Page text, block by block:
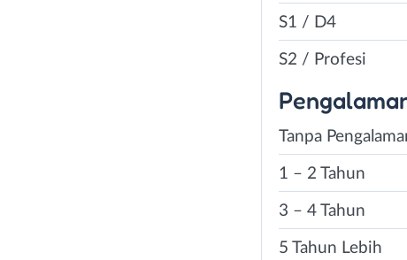
S1 / D4
S2 / Profesi
Tanpa
1 – 2 Tahun
3 – 4 Tahun
5 Tahun Lebih